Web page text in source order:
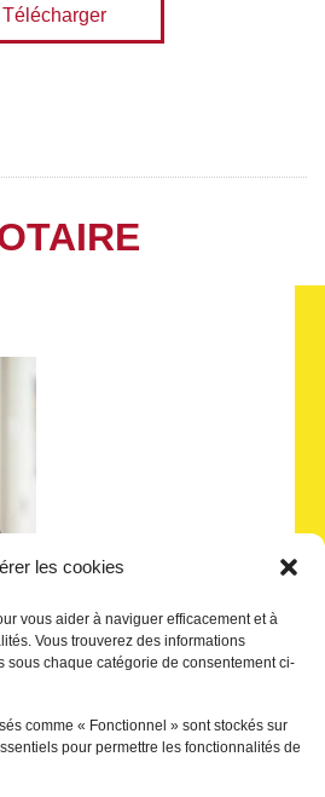
les cookies
vous aider à naviguer efficacement et à
Vous trouverez des informations
sous chaque catégorie de consentement ci-
comme « Fonctionnel » sont stockés sur
pour permettre les fonctionnalités de
Télécharger